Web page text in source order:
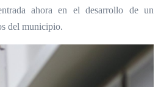
ahora en el desarrollo de un
del municipio.